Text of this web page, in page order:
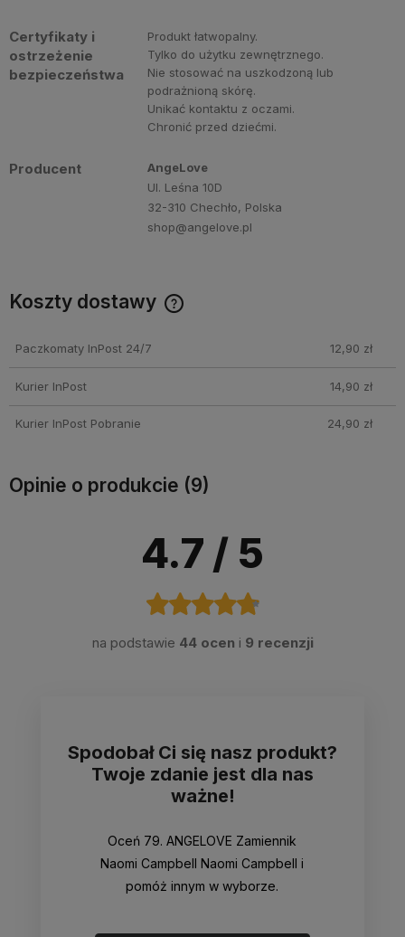
Certyfikaty i
ostrzeżenie
bezpieczeństwa
Produkt łatwopalny.
Tylko do użytku zewnętrznego.
Nie stosować na uszkodzoną lub
podrażnioną skórę.
Unikać kontaktu z oczami.
Chronić przed dziećmi.
Producent
AngeLove
Ul. Leśna 10D
32-310 Chechło, Polska
shop@angelove.pl
Koszty dostawy
Paczkomaty InPost 24/7
12,90 zł
Kurier InPost 14,90 zł
Kurier InPost Pobranie 24,90 zł
Opinie o produkcie (9)
4.7 / 5
na podstawie 44 ocen i 9 recenzji
Spodobał Ci się nasz produkt?
Twoje zdanie jest dla nas
ważne!
Oceń 79. ANGELOVE Zamiennik
Naomi Campbell Naomi Campbell i
pomóż innym w wyborze.